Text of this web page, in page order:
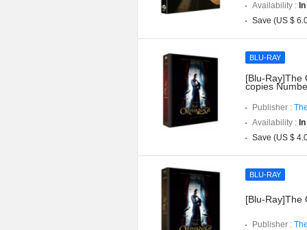
Availability :
Save (US $
BLU-RAY
[Blu-Ray]The
copies
Publisher :
Availability :
Save (US $
BLU-RAY
[Blu-Ray]The
Publisher :